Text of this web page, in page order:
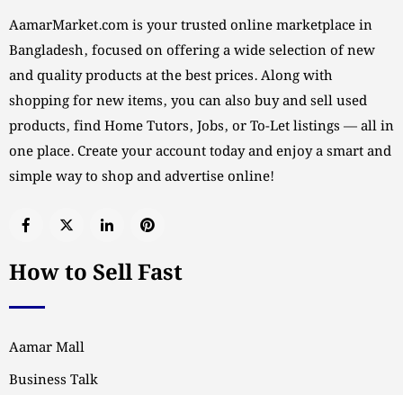
AamarMarket.com is your trusted online marketplace in
Bangladesh, focused on offering a wide selection of new
and quality products at the best prices. Along with
shopping for new items, you can also buy and sell used
products, find Home Tutors, Jobs, or To-Let listings — all in
one place. Create your account today and enjoy a smart and
simple way to shop and advertise online!
How to Sell Fast
Aamar Mall
Business Talk